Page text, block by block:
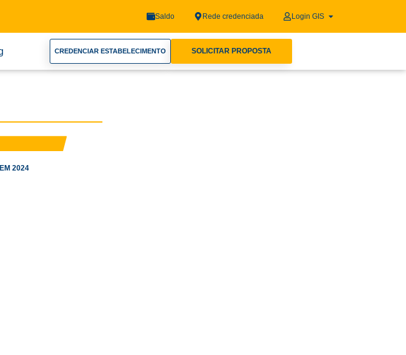
Saldo Rede credenciada Login GIS
CREDENCIAR ESTABELECIMENTO SOLICITAR PROPOSTA
2024